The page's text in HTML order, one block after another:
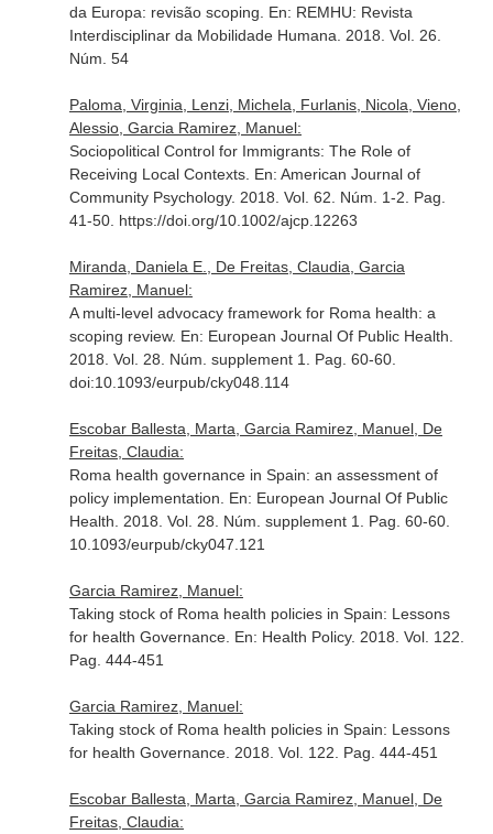
da Europa: revisão scoping. En: REMHU: Revista
Interdisciplinar da Mobilidade Humana . 2018. Vol. 26.
Núm. 54
Paloma, Virginia, Lenzi, Michela, Furlanis, Nicola, Vieno,
Alessio, Garcia Ramirez, Manuel:
Sociopolitical Control for Immigrants: The Role of
Receiving Local Contexts. En: American Journal of
Community Psychology. 2018. Vol. 62. Núm. 1-2. Pag.
41-50. https://doi.org/10.1002/ajcp.12263
Miranda, Daniela E., De Freitas, Claudia, Garcia
Ramirez, Manuel:
A multi-level advocacy framework for Roma health: a
scoping review. En: European Journal Of Public Health
2018. Vol. 28. Núm. supplement 1. Pag. 60-60.
doi:10.1093/eurpub/cky048.114
Escobar Ballesta, Marta, Garcia Ramirez, Manuel, De
Freitas, Claudia:
Roma health governance in Spain: an assessment of
policy implementation. En: European Journal Of Public
Health . 2018. Vol. 28. Núm. supplement 1. Pag. 60-60.
10.1093/eurpub/cky047.121
Garcia Ramirez, Manuel:
Taking stock of Roma health policies in Spain: Lessons
for health Governance. En: Health Policy. 2018. Vol. 122.
Pag. 444-451
Garcia Ramirez, Manuel:
Taking stock of Roma health policies in Spain: Lessons
for health Governance. 2018. Vol. 122. Pag. 444-451
Escobar Ballesta, Marta, Garcia Ramirez, Manuel, De
Freitas, Claudia: